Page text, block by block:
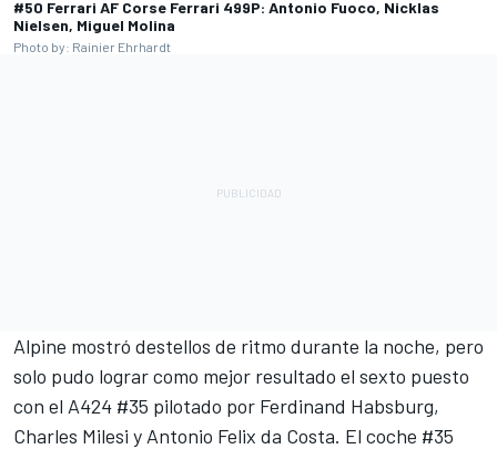
#50 Ferrari AF Corse Ferrari 499P: Antonio Fuoco, Nicklas
Nielsen, Miguel Molina
Photo by: Rainier Ehrhardt
Alpine mostró destellos de ritmo durante la noche, pero
solo pudo lograr como mejor resultado el sexto puesto
con el A424 #35 pilotado por Ferdinand Habsburg,
Charles Milesi y Antonio Felix da Costa. El coche #35